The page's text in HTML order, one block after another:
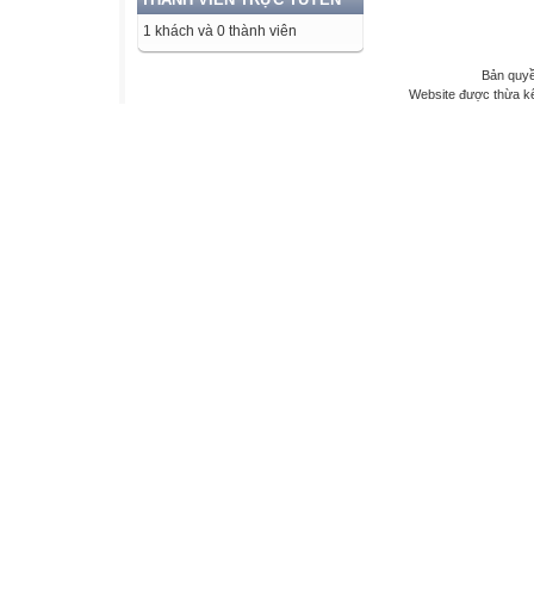
1 khách và 0 thành viên
Bản
Website được thừa